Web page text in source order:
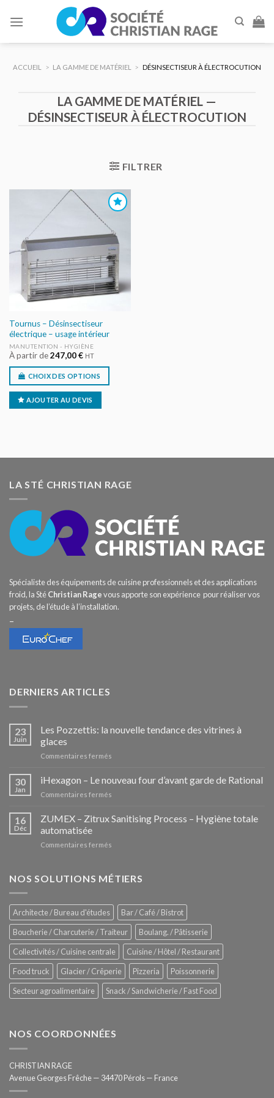
ACCUEIL > LA GAMME DE MATÉRIEL > DÉSINSECTISEUR À ÉLECTROCUTION
LA GAMME DE MATÉRIEL —
DÉSINSECTISEUR À ÉLECTROCUTION
FILTRER
AJOUTER
AU DEVIS
Tournus – Désinsectiseur
électrique – usage intérieur
MANUTENTION - HYGIÈNE
À partir de247,00€ HT
CHOIX DES OPTIONS
AJOUTER AU DEVIS
LA STÉ CHRISTIAN RAGE
Spécialiste des équipements de cuisine professionnels et des applications
froid, la StéChristian Ragevous apporte son expérience pour réaliser vos
projets, de l’étude à l’installation.
–
DERNIERS ARTICLES
23
Juin
Les Pozzettis: la nouvelle tendance des vitrines à
glaces
Commentaires fermés
Pozzettis:
la
des
30
Jan
iHexagon – Le nouveau four d’avant garde de Rational
Commentaires fermés
–
Le
de
16
Déc
ZUMEX – Zitrux Sanitising Process – Hygiène totale
automatisée
Commentaires fermés
Zitrux
–
Hygiène
totale
automatisée
NOS SOLUTIONS MÉTIERS
Architecte / Bureau d'études
Bar / Café / Bistrot
Boucherie / Charcuterie / Traiteur
Boulang. / Pâtisserie
Collectivités / Cuisine centrale
Cuisine / Hôtel / Restaurant
Food truck
Glacier / Crêperie Pizzeria
Poissonnerie
Secteur agroalimentaire
Snack / Sandwicherie / Fast Food
NOS COORDONNÉES
CHRISTIAN RAGE
Avenue Georges Frêche — 34470 Pérols — France